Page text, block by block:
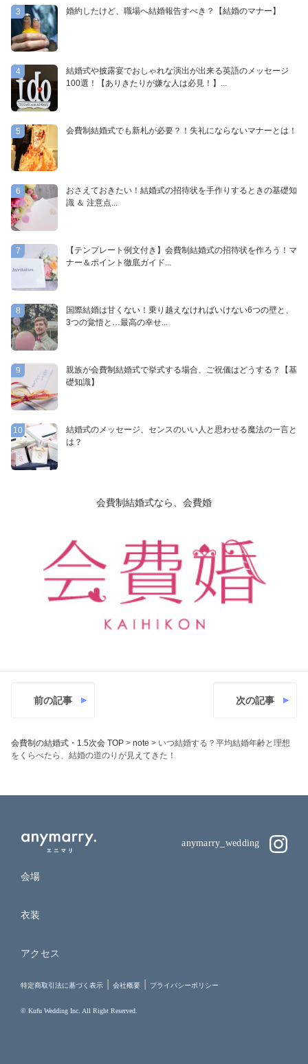
3 婚約したけど、職場へ結婚報告すべき？【結婚のマナー】
4
結婚式や披露宴でおしゃれな演出が出来る英語のメッセージ
100選！【ありきたりが嫌な人は必見！】...
5 会費制結婚式でも新札が必要？！失礼にならないマナーとは！
6
おさえておきたい！結婚式の招待状を手作りするときの基礎知
識 ＆ 注意点...
7
【テンプレート例文付き】会費制結婚式の招待状を作ろう！マ
ナー＆ポイント徹底ガイド...
8
国際結婚は甘くない！乗り越えなければいけない6つの壁と、
3つの覚悟と…最高の幸せ...
9
親族が会費制結婚式で挙式する場合、ご祝儀はどうする？【基
礎知識】
10
結婚式のメッセージ、センスのいい人と思わせる魔法の一言と
は？
会費制結婚式なら、会費婚
前の記事 次の記事
会費制の結婚式・1.5次会 TOP > note > いつ結婚する？平均結婚年齢と理想
をくらべたら、結婚の道のりが見えてきた！
anymarry_wedding
会場
衣装
アクセス
特定商取引法に基づく表示 会社概要 プライバシーポリシー
© Kufu Wedding Inc. All Right Reserved.